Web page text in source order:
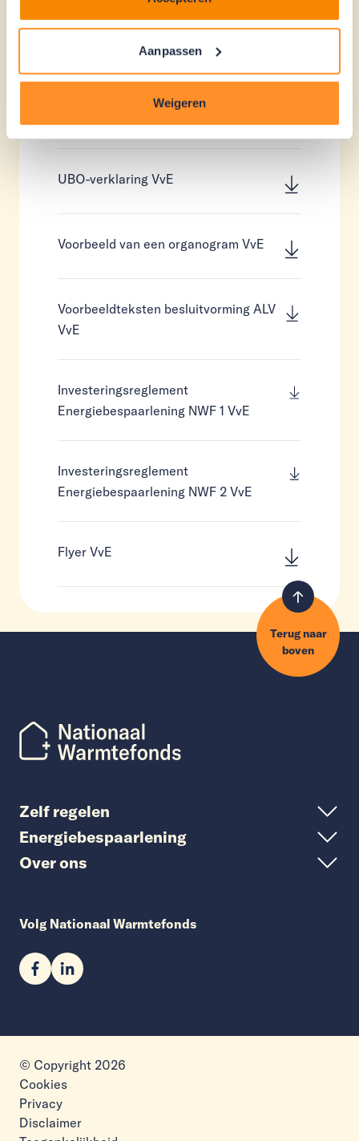
Aanpassen
Weigeren
Verklaring Maatwerk Energieadvies
Verklaring woningcorporatie VvE
UBO-verklaring VvE
Voorbeeld van een organogram VvE
Voorbeeldteksten besluitvorming ALV
VvE
Investeringsreglement
Energiebespaarlening NWF 1 VvE
Investeringsreglement
Energiebespaarlening NWF 2 VvE
Flyer VvE
Terug naar
boven
Zelf regelen
Energiebespaarlening
Over ons
Volg Nationaal Warmtefonds
© Copyright 2026
Cookies
Privacy
Disclaimer